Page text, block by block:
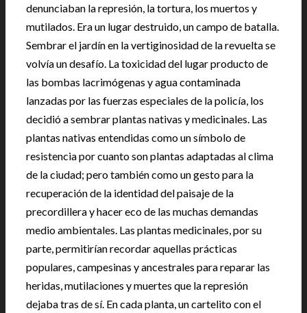
denunciaban la represión, la tortura, los muertos y
mutilados. Era un lugar destruido, un campo de batalla.
Sembrar el jardín en la vertiginosidad de la revuelta se
volvía un desafío. La toxicidad del lugar producto de
las bombas lacrimógenas y agua contaminada
lanzadas por las fuerzas especiales de la policía, los
decidió a sembrar plantas nativas y medicinales. Las
plantas nativas entendidas como un símbolo de
resistencia por cuanto son plantas adaptadas al clima
de la ciudad; pero también como un gesto para la
recuperación de la identidad del paisaje de la
precordillera y hacer eco de las muchas demandas
medio ambientales. Las plantas medicinales, por su
parte, permitirían recordar aquellas prácticas
populares, campesinas y ancestrales para reparar las
heridas, mutilaciones y muertes que la represión
dejaba tras de sí. En cada planta, un cartelito con el